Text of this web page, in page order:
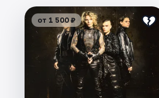
от 1 500 ₽